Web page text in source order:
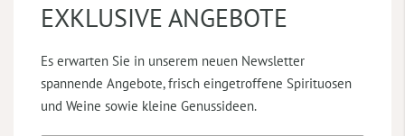
EXKLUSIVE ANGEBOTE
Es erwarten Sie in unserem neuen Newsletter
spannende Angebote, frisch eingetroffene Spirituosen
und Weine sowie kleine Genussideen.